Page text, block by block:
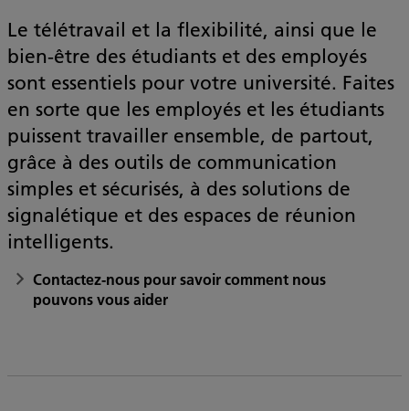
Le télétravail et la flexibilité, ainsi que le
bien-être des étudiants et des employés
sont essentiels pour votre université. Faites
en sorte que les employés et les étudiants
puissent travailler ensemble, de partout,
grâce à des outils de communication
simples et sécurisés, à des solutions de
signalétique et des espaces de réunion
intelligents.
Contactez-nous pour savoir comment nous
pouvons vous aider